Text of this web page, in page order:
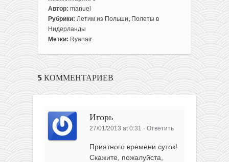
Автор: manuel
Рубрики: Летим из Польши, Полеты в
Нидерланды
Метки: Ryanair
5 КОММЕНТАРИЕВ
Игорь
27/01/2013 at 0:31 ·Ответить
Приятного времени суток!
Скажите, пожалуйста,